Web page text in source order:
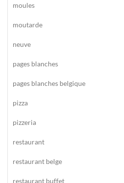
moules
moutarde
neuve
pages blanches
pages blanches belgique
pizza
pizzeria
restaurant
restaurant belge
restaurant buffet